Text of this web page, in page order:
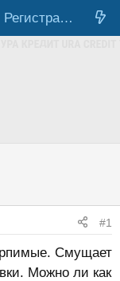
Регистрация
#1
Смущает
Можно ли как